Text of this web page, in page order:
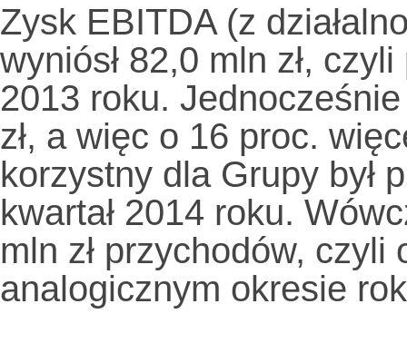
Zysk EBITDA (z
wyniósł 82,0 mln zł,
2013 roku.
zł, a więc o 16 proc.
korzystny dla Grupy był
kwartał 2014 roku.
mln zł przychodów,
analogicznym okresie